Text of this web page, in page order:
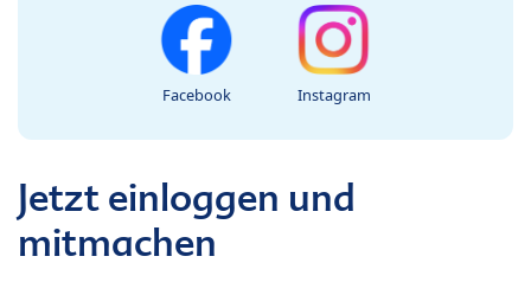
Facebook Instagram
Jetzt einloggen und
mitmachen